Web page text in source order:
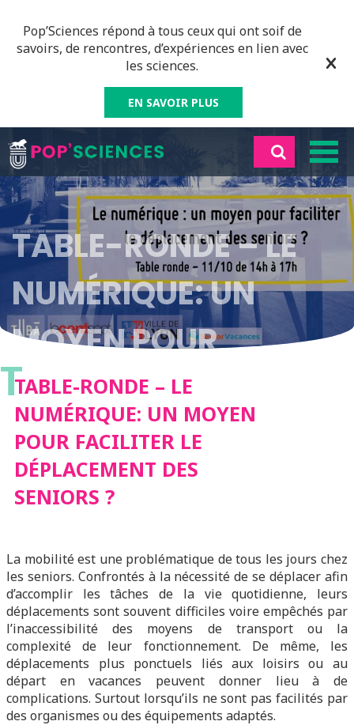
Pop’Sciences répond à tous ceux qui ont soif de
savoirs, de rencontres, d’expériences en lien avec
les sciences.
EN SAVOIR PLUS
TABLE-RONDE – LE
NUMÉRIQUE: UN
MOYEN POUR
FACILITER LE
DÉPLACEMENT DES
SENIORS ?
TTABLE-RONDE – LE
NUMÉRIQUE: UN MOYEN
POUR FACILITER LE
DÉPLACEMENT DES
SENIORS ?
La mobilité est une problématique de tous les jours chez
les seniors. Confrontés à la nécessité de se déplacer afin
d’accomplir les tâches de la vie quotidienne, leurs
déplacements sont souvent difficiles voire empêchés par
l’inaccessibilité des moyens de transport ou la
complexité de leur fonctionnement. De même, les
déplacements plus ponctuels liés aux loisirs ou au
départ en vacances peuvent donner lieu à de
complications. Surtout lorsqu’ils ne sont pas facilités par
des organismes ou des équipements adaptés.